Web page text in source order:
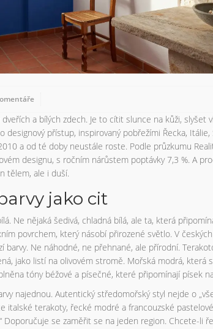
a bílých zdech. Je to cítit slunce na kůži, slyšet
přístup, inspirovaný pobřežími Řecka, Itálie,
a od té doby neustále roste. Podle průzkumu
designu, s ročním nárůstem poptávky 7,3 %. A
tělem, ale i duší.
jako cit
Ne nějaká šedivá, chladná bílá, ale ta, která
povrchem, který násobí přirozené světlo. V
barvy. Ne náhodné, ne přehnané, ale přírodní.
jako listí na olivovém stromě. Mořská modrá, která
tóny béžové a písečné, které připomínají písek
najednou. Autentický středomořský styl nejde o
italské terakoty, řecké modré a francouzské
Doporučuje se zaměřit se na jeden region. Chcete-li